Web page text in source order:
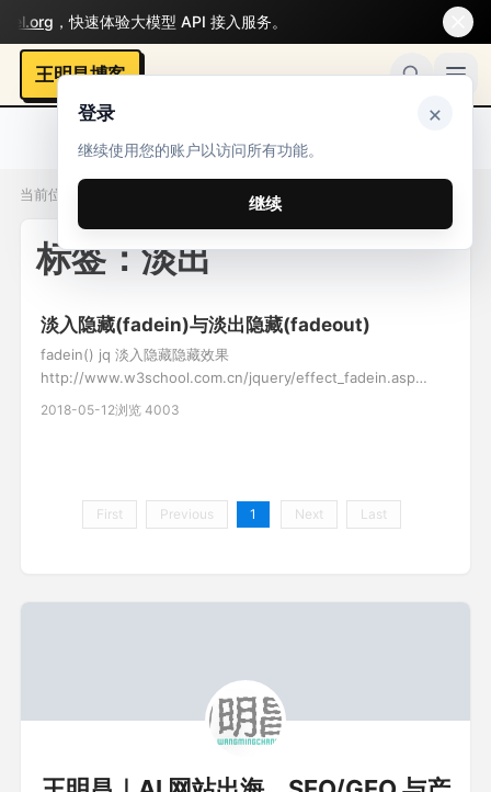
登录 ×
继续使用您的账户以访问所有功能。
继续
，快速体验大模型 API 接入服务。
王明昌博客
当前位置：标签 / 淡出
标签：淡出
淡入隐藏(fadein)与淡出隐藏(fadeout)
fadein() jq 淡入隐藏隐藏效果
http://www.w3school.com.cn/jquery/effect_fadein.asp
fadeout() jq 淡出隐藏隐藏效果
2018-05-12浏览 4003
First Previous 1 Next Last